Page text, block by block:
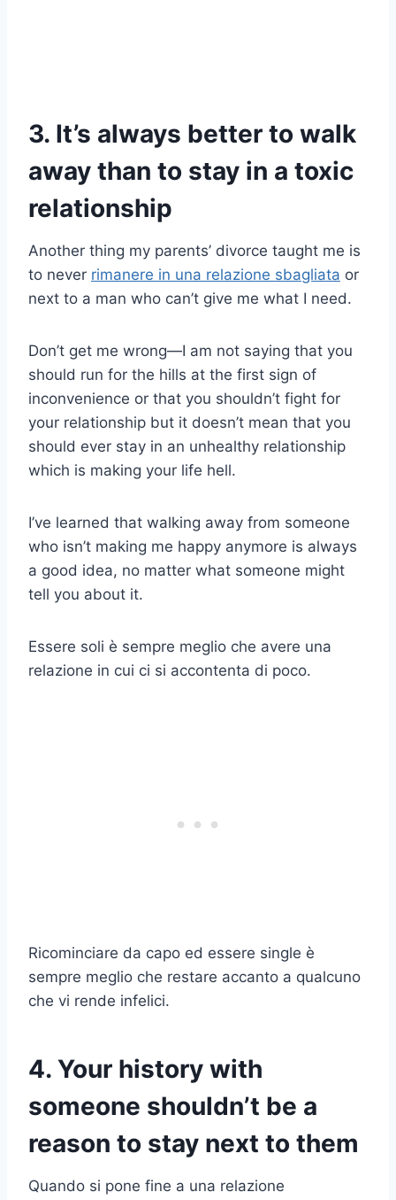
3. It’s always better to walk
away than to stay in a toxic
relationship
Another thing my parents’ divorce taught me is
to never rimanere in una relazione sbagliata or
next to a man who can’t give me what I need.
Don’t get me wrong—I am not saying that you
should run for the hills at the first sign of
inconvenience or that you shouldn’t fight for
your relationship but it doesn’t mean that you
should ever stay in an unhealthy relationship
which is making your life hell.
I’ve learned that walking away from someone
who isn’t making me happy anymore is always
a good idea, no matter what someone might
tell you about it.
Essere soli è sempre meglio che avere una
relazione in cui ci si accontenta di poco.
Ricominciare da capo ed essere single è
sempre meglio che restare accanto a qualcuno
che vi rende infelici.
4. Your history with
someone shouldn’t be a
reason to stay next to them
Quando si pone fine a una relazione